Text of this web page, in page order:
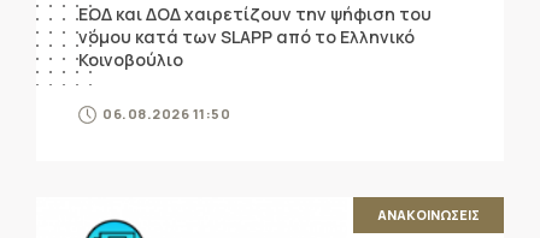
ΕΟΔ και ΔΟΔ χαιρετίζουν την ψήφιση του
νόμου κατά των SLAPP από το Ελληνικό
Κοινοβούλιο
06.08.2026 11:50
ΑΝΑΚΟΙΝΩΣΕΙΣ